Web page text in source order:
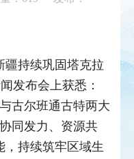
疆持续巩固塔克拉
发布会上获悉：
古尔班通古特两大
同发力、资源共
，持续筑牢区域生